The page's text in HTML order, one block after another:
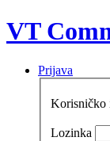
VT
Prijava
Korisničko
Lozinka